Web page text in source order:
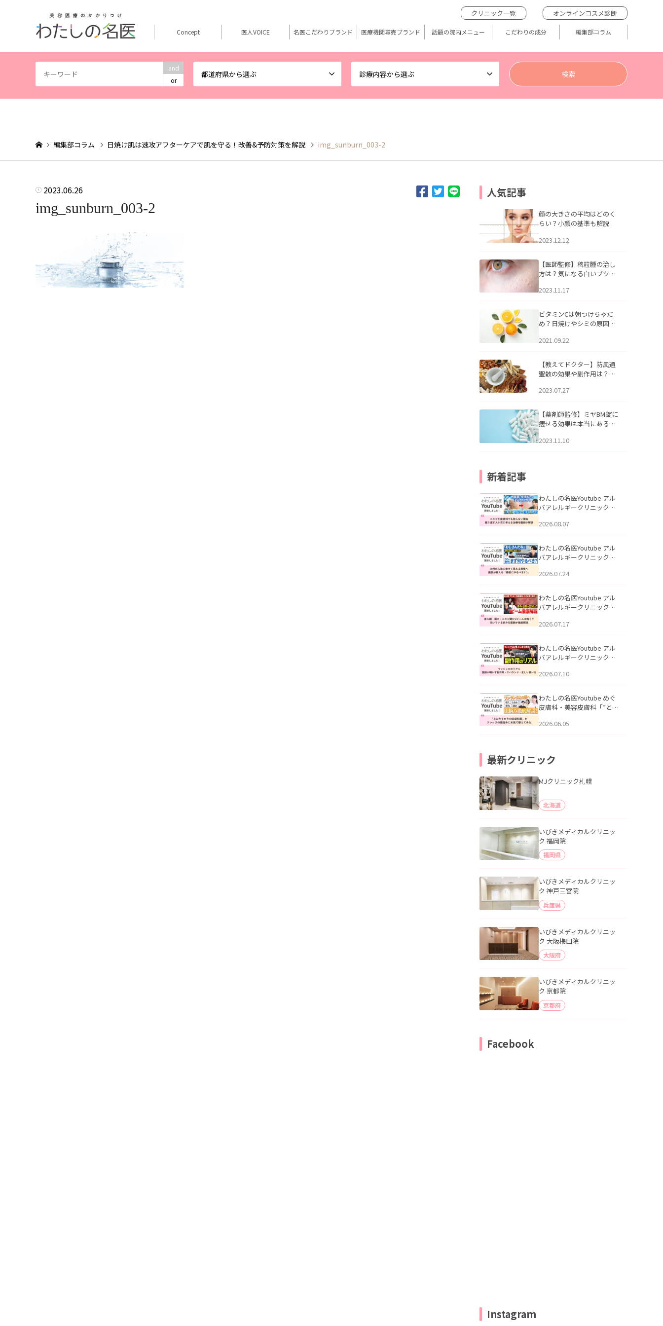
and
or
都道府県から選ぶ 診療内容から選ぶ
クリニック一覧 オンラインコスメ診断
Concept 医人VOICE 名医こだわりブランド 医療機関専売ブランド 話題の院内メニュー こだわりの成分 編集部コラム
編集部コラム 日焼け肌は速攻アフターケアで肌を守る！改善&予防対策を解説 img_sunburn_003-2
2023.06.26
img_sunburn_003-2
人気記事
顔の大きさの平均はどのく
らい？小顔の基準も解説
2023.12.12
【医師監修】稗粒腫の治し
方は？気になる白いブツブ
アについて
2023.11.17
ビタミンCは朝つけちゃだ
め？日焼けやシミの原因に
2021.09.22
【教えてドクター】防風通
聖散の効果や副作用は？長
2023.07.27
【薬剤師監修】ミヤBM錠に
痩せる効果は本当にある
2023.11.10
新着記事
わたしの名医Youtube アル
バアレルギークリニック札
らない理由｜繰り返す人が
説」を公開いたしました。
2026.08.07
わたしの名医Youtube アル
バアレルギークリニック札
える男性へ｜医師が教える
公開いたしました。
2026.07.24
わたしの名医Youtube アル
バアレルギークリニック札
跡にVビームは効く？向いて
説」を公開いたしました。
2026.07.17
わたしの名医Youtube アル
バアレルギークリニック札
医師が明かす副作用・リバ
公開いたしました。
2026.07.10
わたしの名医Youtube めぐ
皮膚科・美容皮膚科「”とお
ッズの肌悩みに本気で答え
2026.06.05
最新クリニック
MJクリニック札幌
北海道
いびきメディカルクリニッ
ク 福岡院
福岡県
いびきメディカルクリニッ
ク 神戸三宮院
兵庫県
いびきメディカルクリニッ
ク 大阪梅田院
大阪府
いびきメディカルクリニッ
ク 京都院
京都府
Facebook
Instagram